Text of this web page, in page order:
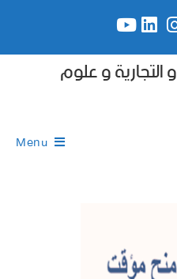
التجارية و علوم
Menu